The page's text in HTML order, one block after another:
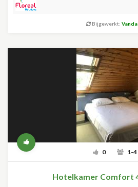
Bijgewerkt:
0 1-4
Hotelkamer Comfort